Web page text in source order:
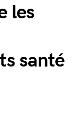
les
santé